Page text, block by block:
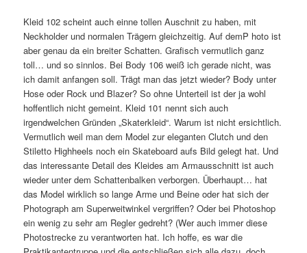
Kleid 102 scheint auch einne tollen Auschnit zu haben, mit
Neckholder und normalen Trägern gleichzeitig. Auf demP hoto ist
aber genau da ein breiter Schatten. Grafisch vermutlich ganz
toll… und so sinnlos. Bei Body 106 weiß ich gerade nicht, was
ich damit anfangen soll. Trägt man das jetzt wieder? Body unter
Hose oder Rock und Blazer? So ohne Unterteil ist der ja wohl
hoffentlich nicht gemeint. Kleid 101 nennt sich auch
irgendwelchen Gründen „Skaterkleid“. Warum ist nicht ersichtlich.
Vermutlich weil man dem Model zur eleganten Clutch und den
Stiletto Highheels noch ein Skateboard aufs Bild gelegt hat. Und
das interessante Detail des Kleides am Armausschnitt ist auch
wieder unter dem Schattenbalken verborgen. Überhaupt… hat
das Model wirklich so lange Arme und Beine oder hat sich der
Photograph am Superweitwinkel vergriffen? Oder bei Photoshop
ein wenig zu sehr am Regler gedreht? (Wer auch immer diese
Photostrecke zu verantworten hat. Ich hoffe, es war die